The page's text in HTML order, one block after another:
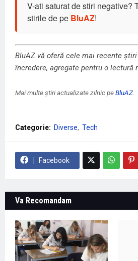
V-ati saturat de stiri negative?
stirile de pe BluAZ!
BluAZ vă oferă cele mai recente
încredere, agregate pentru o lectură
Mai multe știri actualizate zilnic peBluAZ
Categorie: Diverse Tech
Facebook
Va Recomandam